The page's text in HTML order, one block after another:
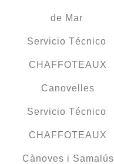
de Mar
Servicio Técnico
CHAFFOTEAUX
Canovelles
Servicio Técnico
CHAFFOTEAUX
Cànoves i Samalús